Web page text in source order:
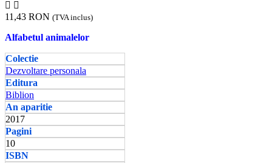
 
11,43 RON (TVA inclus)
Alfabetul animalelor
Colectie
Dezvoltare personala
Editura
Biblion
An aparitie
2017
Pagini
10
ISBN